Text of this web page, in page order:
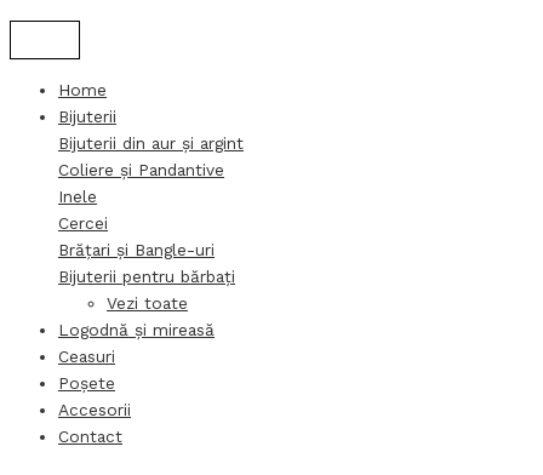
Home
Bijuterii
Bijuterii din aur și argint
Coliere și Pandantive
Inele
Cercei
Brățari și Bangle-uri
Bijuterii pentru bărbați
Vezi toate
Logodnă și mireasă
Ceasuri
Poșete
Accesorii
Contact